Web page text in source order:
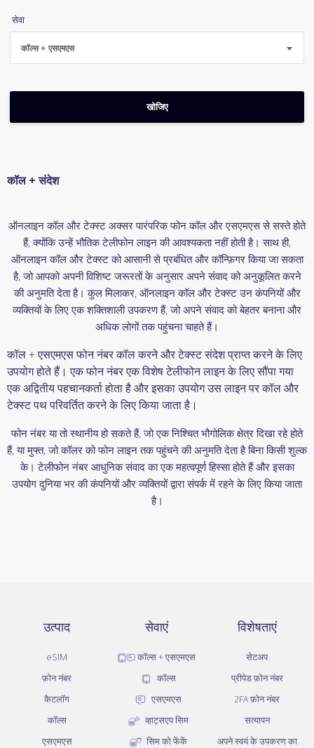
सेवा
कॉल्स + एसएमएस
कॉल + संदेश
ऑनलाइन कॉल और टेक्स्ट अक्सर पारंपरिक फोन कॉल और एसएमएस से सस्ते होते
हैं, क्योंकि उन्हें भौतिक टेलीफोन लाइन की आवश्यकता नहीं होती है। साथ ही,
ऑनलाइन कॉल और टेक्स्ट को आसानी से प्रबंधित और कॉन्फ़िगर किया जा सकता
है, जो आपको अपनी विशिष्ट जरूरतों के अनुसार अपने संवाद को अनुकूलित करने
की अनुमति देता है। कुल मिलाकर, ऑनलाइन कॉल और टेक्स्ट उन कंपनियों और
व्यक्तियों के लिए एक शक्तिशाली उपकरण हैं, जो अपने संवाद को बेहतर बनाना और
अधिक लोगों तक पहुंचना चाहते हैं।
कॉल + एसएमएस फोन नंबर कॉल करने और टेक्स्ट संदेश प्राप्त करने के लिए
उपयोग होते हैं। एक फोन नंबर एक विशेष टेलीफोन लाइन के लिए सौंपा गया
एक अद्वितीय पहचानकर्ता होता है और इसका उपयोग उस लाइन पर कॉल और
टेक्स्ट पथ परिवर्तित करने के लिए किया जाता है।
फोन नंबर या तो स्थानीय हो सकते हैं, जो एक निश्चित भौगोलिक क्षेत्र दिखा रहे होते
हैं, या मुफ्त, जो कॉलर को फोन लाइन तक पहुंचने की अनुमति देता है बिना किसी शुल्क
के। टेलीफोन नंबर आधुनिक संवाद का एक महत्वपूर्ण हिस्सा होते हैं और इसका
उपयोग दुनिया भर की कंपनियों और व्यक्तियों द्वारा संपर्क में रहने के लिए किया जाता
है।
उत्पाद
eSIM
फ़ोन नंबर
कैटलॉग
कॉल्स
एसएमएस
सेवाएं
कॉल्स + एसएमएस
कॉल्स
एसएमएस
व्हाट्सएप सिम
सिम को फेंकें
विशेषताएं
सेटअप
प्रीपेड फ़ोन नंबर
2FA फ़ोन नंबर
सत्यापन
अपने स्वयं के उपकरण का